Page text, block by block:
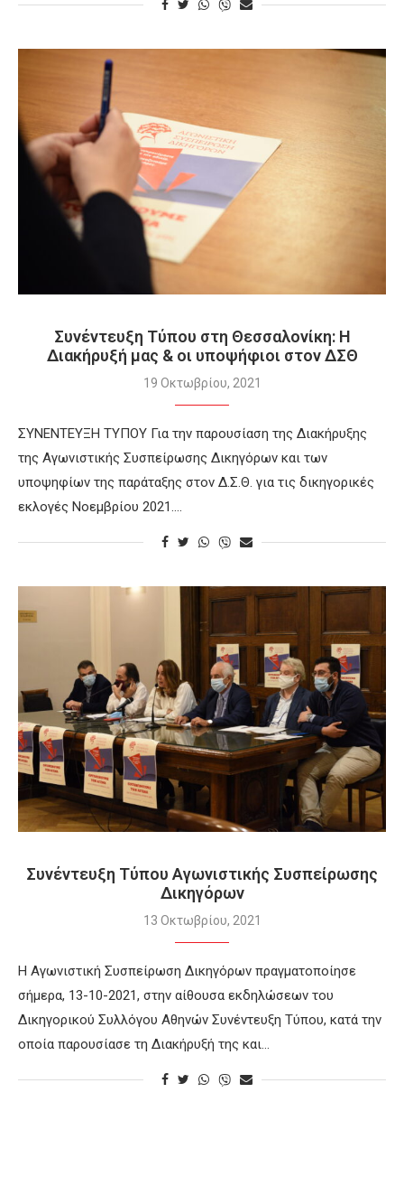
Συνέντευξη Τύπου στη Θεσσαλονίκη: Η
Διακήρυξή μας & οι υποψήφιοι στον ΔΣΘ
19 Οκτωβρίου, 2021
ΣΥΝΕΝΤΕΥΞΗ ΤΥΠΟΥ Για την παρουσίαση της Διακήρυξης
της Αγωνιστικής Συσπείρωσης Δικηγόρων και των
υποψηφίων της παράταξης στον Δ.Σ.Θ. για τις δικηγορικές
εκλογές Νοεμβρίου 2021.…
Συνέντευξη Τύπου Αγωνιστικής Συσπείρωσης
Δικηγόρων
13 Οκτωβρίου, 2021
Η Αγωνιστική Συσπείρωση Δικηγόρων πραγματοποίησε
σήμερα, 13-10-2021, στην αίθουσα εκδηλώσεων του
Δικηγορικού Συλλόγου Αθηνών Συνέντευξη Τύπου, κατά την
οποία παρουσίασε τη Διακήρυξή της και…